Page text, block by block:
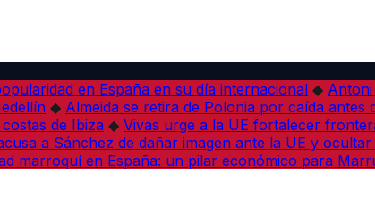
en España en su día internacional ◆ Antoni
◆ Almeida se retira de Polonia por caída antes
de Ibiza ◆ Vivas urge a la UE fortalecer
a Sánchez de dañar imagen ante la UE y ocultar
marroquí en España: un pilar económico para